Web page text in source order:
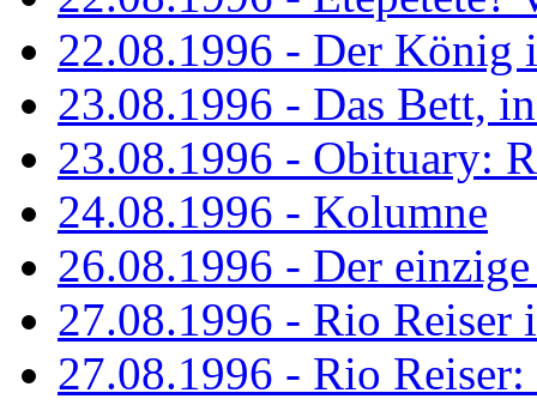
22.08.1996 - Der König
23.08.1996 - Das Bett,
23.08.1996 - Obituary:
24.08.1996 - Kolumne
26.08.1996 - Der
27.08.1996 - Rio Reiser
27.08.1996 - Rio